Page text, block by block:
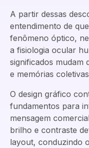
A partir dessas
entendimento de
fenômeno óptico,
a fisiologia ocular
significados mudam
e memórias
O design gráfico
fundamentos para
mensagem
brilho e contraste
layout, conduzindo